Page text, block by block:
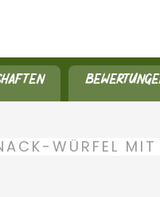
WÜRFEL